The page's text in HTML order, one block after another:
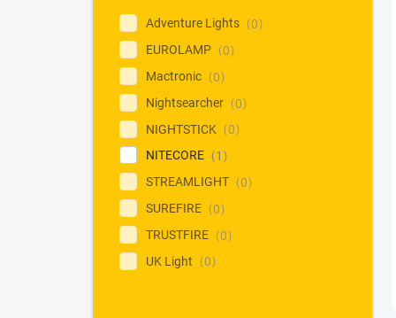
Adventure Lights
0
EUROLAMP
0
Mactronic
0
Nightsearcher
0
NIGHTSTICK
0
NITECORE
1
STREAMLIGHT
0
SUREFIRE
0
TRUSTFIRE
0
UK Light
0